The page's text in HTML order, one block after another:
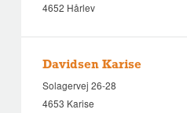
4652 Hårlev
Davidsen Karise
Solagervej 26-28
4653 Karise